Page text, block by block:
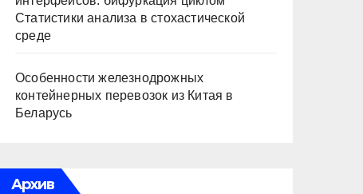
Статистики анализа в стохастической
среде
Особенности железнодрожных
контейнерных перевозок из Китая в
Беларусь
Архив